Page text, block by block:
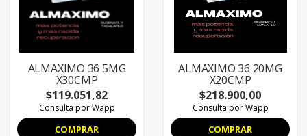
ALMAXIMO 36 5MG
X30CMP
$119.051,82
Consulta por Wapp
COMPRAR
ALMAXIMO 36 20MG
X20CMP
$218.900,00
Consulta por Wapp
COMPRAR